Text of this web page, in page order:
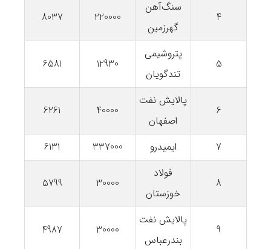
4
سنگ‌آهن
گهرزمین
220000
8037
5
پتروشیمی
تندگویان
12930
6581
6
پالایش نفت
اصفهان
40000
6261
7 ایمیدرو 337000
6131
8
فولاد
خوزستان
30000
5799
9
پالایش نفت
بندرعباس
30000
4987